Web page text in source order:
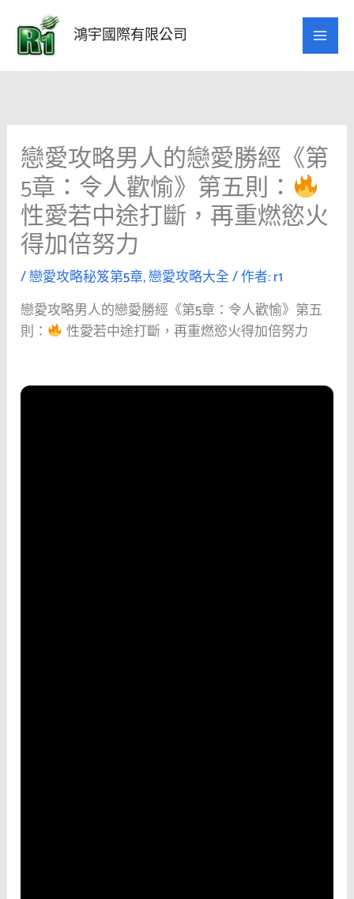
要
鴻宇國際有限公司
戀愛攻略男人的戀愛勝經《第
5章：令人歡愉》第五則：
性愛若中途打斷，再重燃慾火
得加倍努力
/戀愛攻略秘笈第5章,戀愛攻略大全/ 作者:r1
戀愛攻略男人的戀愛勝經《第5章：令人歡愉》第五
則：
性愛若中途打斷，再重燃慾火得加倍努力